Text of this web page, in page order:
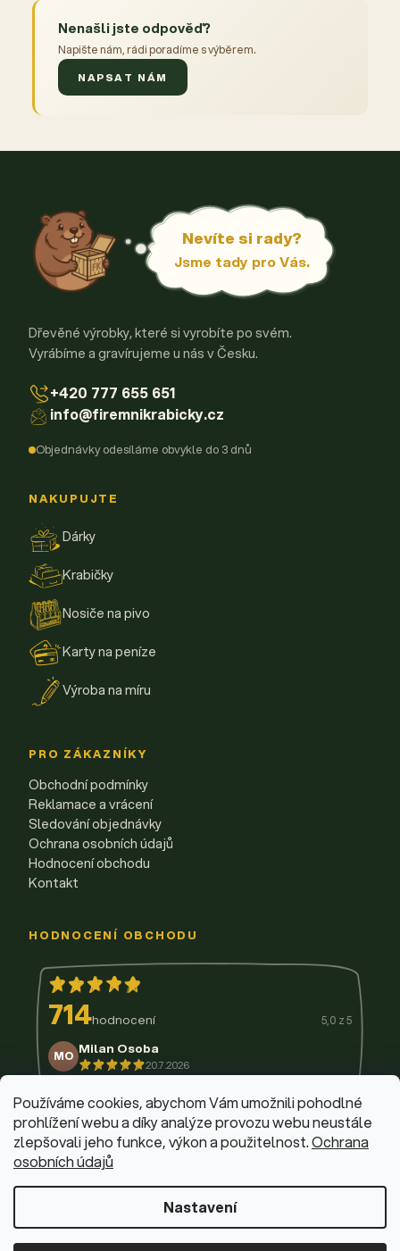
Používáme cookies, abychom Vám umožnili pohodlné
prohlížení webu a díky analýze provozu webu neustále
zlepšovali jeho funkce, výkon a použitelnost.Ochrana
osobních údajů
Nastavení
Nenašli jste odpověď?
Napište nám, rádi poradíme s výběrem.
NAPSAT NÁM
Nevíte si rady?
Jsme tady pro Vás.
Dřevěné výrobky, které si vyrobíte po svém.
Vyrábíme a gravírujeme u nás v Česku.
+420 777 655 651
info@firemnikrabicky.cz
Objednávky odesíláme obvykle do 3 dnů
NAKUPUJTE
Dárky
Krabičky
Nosiče na pivo
Karty na peníze
Výroba na míru
PRO ZÁKAZNÍKY
Obchodní podmínky
Reklamace a vrácení
Sledování objednávky
Ochrana osobních údajů
Hodnocení obchodu
Kontakt
HODNOCENÍ OBCHODU
714hodnocení 5,0 z 5
MO Milan Osoba
20.7.2026
14.7.2026
11.7.2026
9.7.2026
3.7.2026
29.6.2026
© 2026 Firemní krabičky
Dominik Fabík